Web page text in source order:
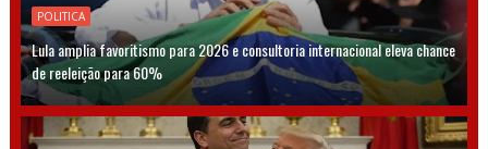
POLITICA
Lula amplia favoritismo para 2026 e consultoria internacional eleva chance
de reeleição para 60%